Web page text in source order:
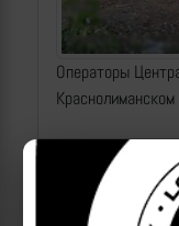
Операторы